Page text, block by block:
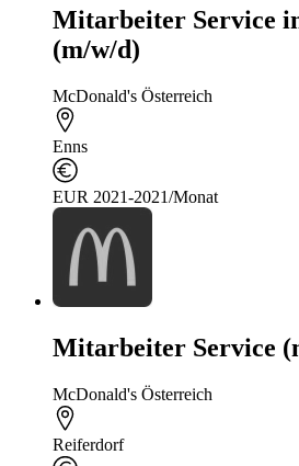
Mitarbeiter Service
(m/w/d)
McDonald's Österreich
Enns
EUR 2021-2021/Monat
Mitarbeiter Service
McDonald's Österreich
Reiferdorf